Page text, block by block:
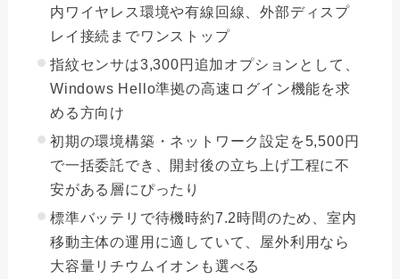
内ワイヤレス環境や有線回線、外部ディスプ
レイ接続までワンストップ
指紋センサは3,300円追加オプションとして、
Windows Hello準拠の高速ログイン機能を求
める方向け
初期の環境構築・ネットワーク設定を5,500円
で一括委託でき、開封後の立ち上げ工程に不
安がある層にぴったり
標準バッテリで待機時約7.2時間のため、室内
移動主体の運用に適していて、屋外利用なら
大容量リチウムイオンも選べる